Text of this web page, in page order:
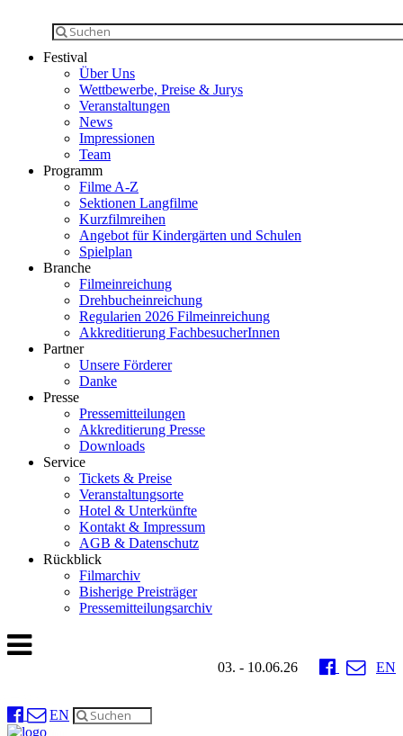
Festival
Über Uns
Wettbewerbe, Preise & Jurys
Veranstaltungen
News
Impressionen
Team
Programm
Filme A-Z
Sektionen Langfilme
Kurzfilmreihen
Angebot für Kindergärten und Schulen
Spielplan
Branche
Filmeinreichung
Drehbucheinreichung
Regularien 2026 Filmeinreichung
Akkreditierung FachbesucherInnen
Partner
Unsere Förderer
Danke
Presse
Pressemitteilungen
Akkreditierung Presse
Downloads
Service
Tickets & Preise
Veranstaltungsorte
Hotel & Unterkünfte
Kontakt & Impressum
AGB & Datenschutz
Rückblick
Filmarchiv
Bisherige Preisträger
Pressemitteilungsarchiv
03. - 10.06.26 EN
EN